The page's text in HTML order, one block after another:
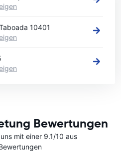
10401
Bewertungen
mit einer 9.1/10 aus